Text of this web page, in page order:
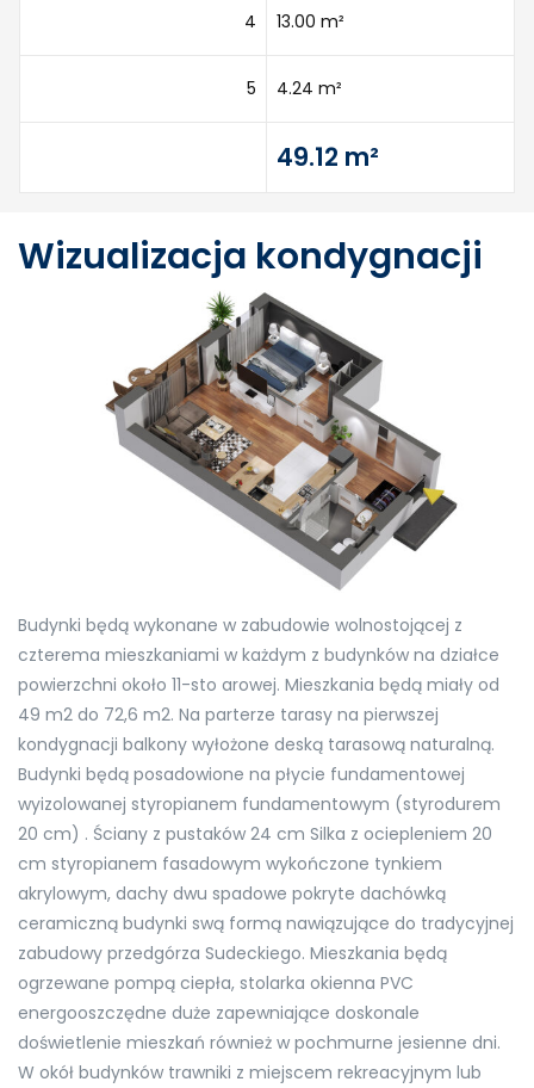
4 13.00 m²
5 4.24 m²
49.12 m²
Wizualizacja kondygnacji
Budynki będą wykonane w zabudowie wolnostojącej z
czterema mieszkaniami w każdym z budynków na działce
powierzchni około 11-sto arowej. Mieszkania będą miały od
49 m2 do 72,6 m2. Na parterze tarasy na pierwszej
kondygnacji balkony wyłożone deską tarasową naturalną.
Budynki będą posadowione na płycie fundamentowej
wyizolowanej styropianem fundamentowym (styrodurem
20 cm) . Ściany z pustaków 24 cm Silka z ociepleniem 20
cm styropianem fasadowym wykończone tynkiem
akrylowym, dachy dwu spadowe pokryte dachówką
ceramiczną budynki swą formą nawiązujące do tradycyjnej
zabudowy przedgórza Sudeckiego. Mieszkania będą
ogrzewane pompą ciepła, stolarka okienna PVC
energooszczędne duże zapewniające doskonale
doświetlenie mieszkań również w pochmurne jesienne dni.
W okół budynków trawniki z miejscem rekreacyjnym lub